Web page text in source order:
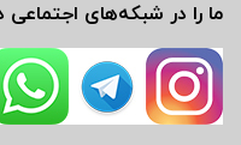
ما را در شبکه‌های اجتماعی